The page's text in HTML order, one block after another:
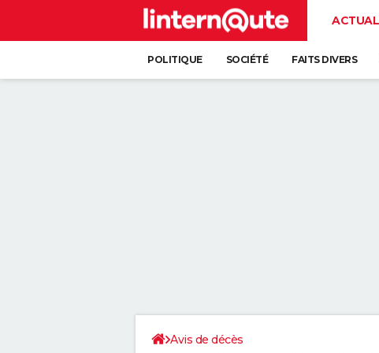
POLITIQUE SOCIÉTÉ FAITS DIVERS
Avis de décès